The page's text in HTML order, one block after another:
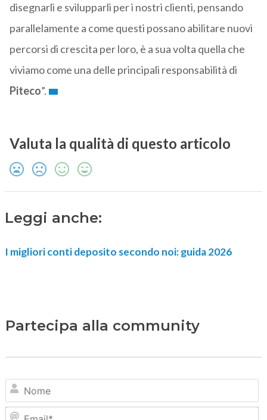
disegnarli e svilupparli per i nostri clienti, pensando
parallelamente a come questi possano abilitare nuovi
percorsi di crescita per loro, è a sua volta quella che
viviamo come una delle principali responsabilità di
Piteco”.
Valuta la qualità di questo articolo
Leggi anche:
I migliori conti deposito secondo noi: guida 2026
Partecipa alla community